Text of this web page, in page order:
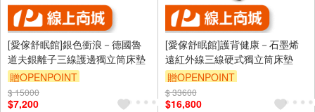
[愛傢舒眠館]銀色衝浪－德國魯
道夫銀離子三線護邊獨立筒床墊
贈OPENPOINT
$ 15000
$7,200
[愛傢舒眠館]護背健康－石墨烯
遠紅外線三線硬式獨立筒床墊
贈OPENPOINT
$ 33600
$16,800